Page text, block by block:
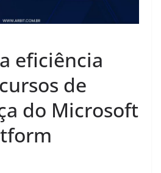
eficiência
de
do Microsoft